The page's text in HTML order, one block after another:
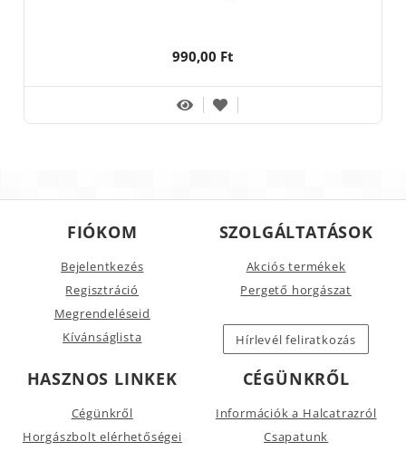
990,00 Ft
FIÓKOM
Bejelentkezés
Regisztráció
Megrendeléseid
Kívánságlista
SZOLGÁLTATÁSOK
Akciós termékek
Pergető horgászat
Hírlevél feliratkozás
HASZNOS LINKEK
Cégünkről
Horgászbolt elérhetőségei
CÉGÜNKRŐL
Információk a Halcatrazról
Csapatunk